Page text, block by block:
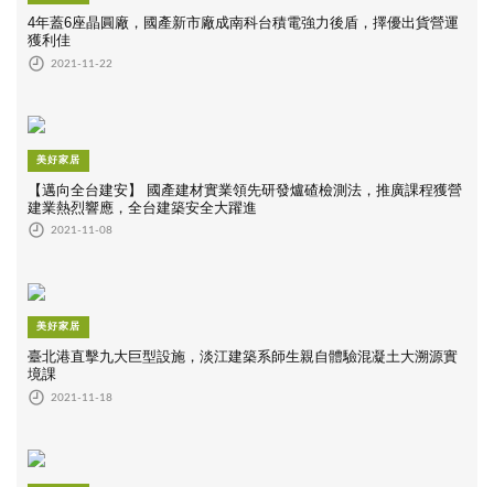
4年蓋6座晶圓廠，國產新市廠成南科台積電強力後盾，擇優出貨營運
獲利佳
2021-11-22
美好家居
【邁向全台建安】 國產建材實業領先研發爐碴檢測法，推廣課程獲營
建業熱烈響應，全台建築安全大躍進
2021-11-08
美好家居
臺北港直擊九大巨型設施，淡江建築系師生親自體驗混凝土大溯源實
境課
2021-11-18